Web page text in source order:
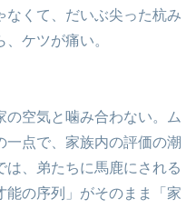
なくて、だいぶ尖った杭み
ケツが痛い。
の空気と噛み合わない。ム
一点で、家族内の評価の潮
は、弟たちに馬鹿にされる
能の序列」がそのまま「家